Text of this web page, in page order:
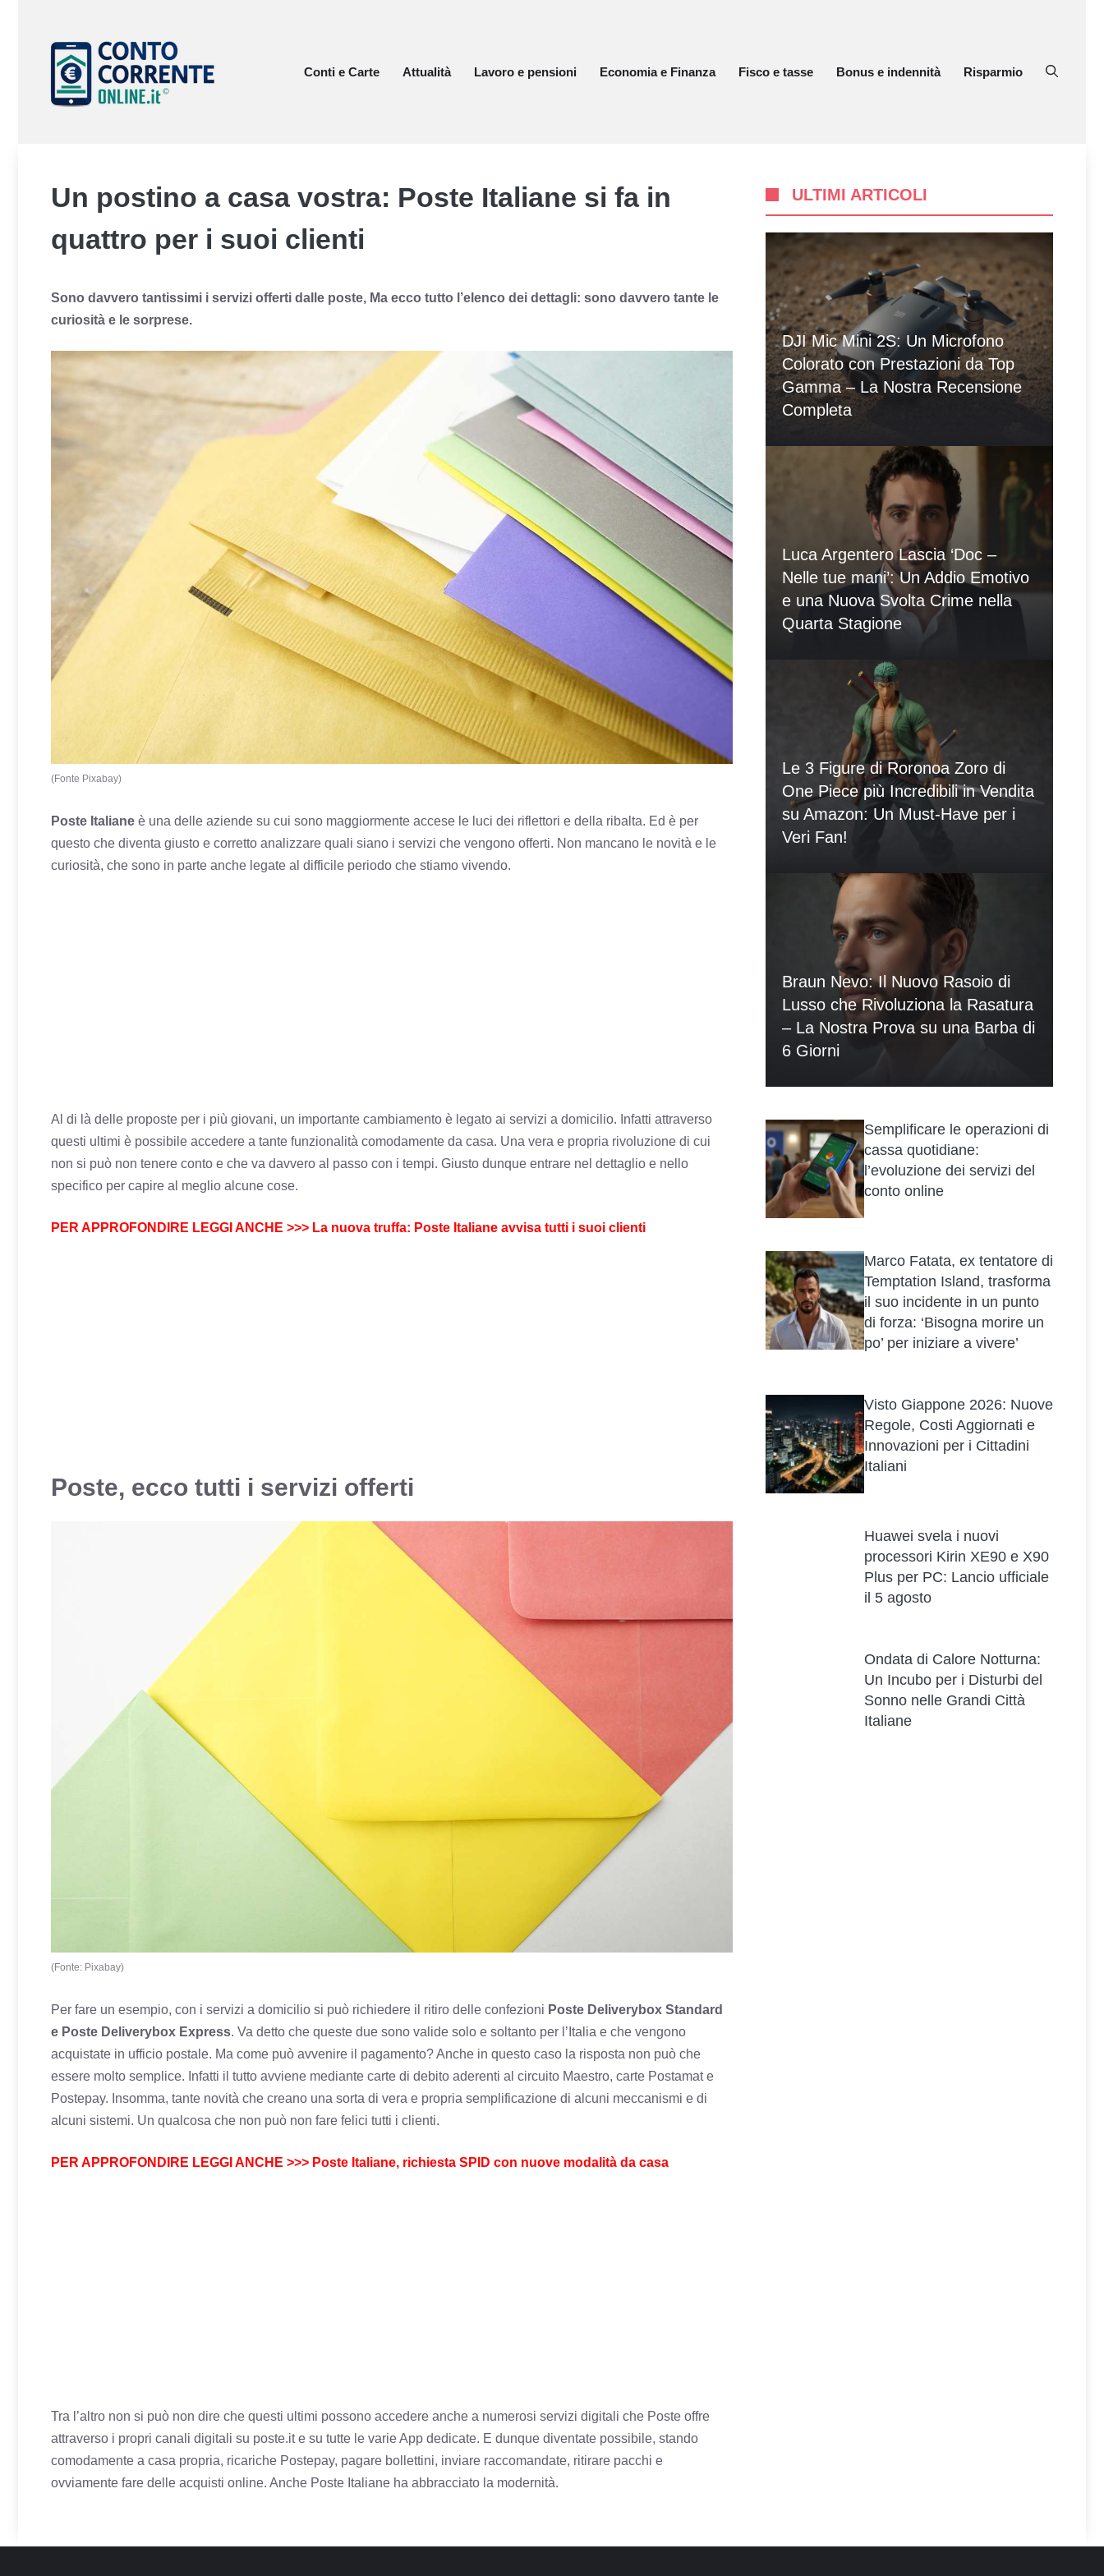
contenuto
Conti e Carte
Attualità Lavoro e pensioni Economia e Finanza Fisco e tasse Bonus e indennità Risparmio
Un postino a casa vostra: Poste Italiane si fa in
quattro per i suoi clienti
Sono davvero tantissimi i servizi offerti dalle poste, Ma ecco tutto l’elenco dei dettagli: sono davvero tante le
curiosità e le sorprese.
(Fonte Pixabay)
Poste Italiane è una delle aziende su cui sono maggiormente accese le luci dei riflettori e della ribalta. Ed è per
questo che diventa giusto e corretto analizzare quali siano i servizi che vengono offerti. Non mancano le novità e le
curiosità, che sono in parte anche legate al difficile periodo che stiamo vivendo.
Al di là delle proposte per i più giovani, un importante cambiamento è legato ai servizi a domicilio. Infatti attraverso
questi ultimi è possibile accedere a tante funzionalità comodamente da casa. Una vera e propria rivoluzione di cui
non si può non tenere conto e che va davvero al passo con i tempi. Giusto dunque entrare nel dettaglio e nello
specifico per capire al meglio alcune cose.
PER APPROFONDIRE LEGGI ANCHE >>> La nuova truffa: Poste Italiane avvisa tutti i suoi clienti
Poste, ecco tutti i servizi offerti
(Fonte: Pixabay)
Per fare un esempio, con i servizi a domicilio si può richiedere il ritiro delle confezioni Poste Deliverybox Standard
e Poste Deliverybox Express. Va detto che queste due sono valide solo e soltanto per l’Italia e che vengono
acquistate in ufficio postale. Ma come può avvenire il pagamento? Anche in questo caso la risposta non può che
essere molto semplice. Infatti il tutto avviene mediante carte di debito aderenti al circuito Maestro, carte Postamat e
Postepay. Insomma, tante novità che creano una sorta di vera e propria semplificazione di alcuni meccanismi e di
alcuni sistemi. Un qualcosa che non può non fare felici tutti i clienti.
PER APPROFONDIRE LEGGI ANCHE >>> Poste Italiane, richiesta SPID con nuove modalità da casa
Tra l’altro non si può non dire che questi ultimi possono accedere anche a numerosi servizi digitali che Poste offre
attraverso i propri canali digitali su poste.it e su tutte le varie App dedicate. E dunque diventate possibile, stando
comodamente a casa propria, ricariche Postepay, pagare bollettini, inviare raccomandate, ritirare pacchi e
ovviamente fare delle acquisti online. Anche Poste Italiane ha abbracciato la modernità.
ULTIMI ARTICOLI
DJI Mic Mini 2S: Un Microfono
Colorato con Prestazioni da Top
Gamma – La Nostra Recensione
Completa
Luca Argentero Lascia ‘Doc –
Nelle tue mani’: Un Addio Emotivo
e una Nuova Svolta Crime nella
Quarta Stagione
Le 3 Figure di Roronoa Zoro di
One Piece più Incredibili in Vendita
su Amazon: Un Must-Have per i
Veri Fan!
Braun Nevo: Il Nuovo Rasoio di
Lusso che Rivoluziona la Rasatura
– La Nostra Prova su una Barba di
6 Giorni
Semplificare le operazioni di
cassa quotidiane:
l’evoluzione dei servizi del
conto online
Marco Fatata, ex tentatore di
Temptation Island, trasforma
il suo incidente in un punto
di forza: ‘Bisogna morire un
po’ per iniziare a vivere’
Visto Giappone 2026: Nuove
Regole, Costi Aggiornati e
Innovazioni per i Cittadini
Italiani
Huawei svela i nuovi
processori Kirin XE90 e X90
Plus per PC: Lancio ufficiale
il 5 agosto
Ondata di Calore Notturna:
Un Incubo per i Disturbi del
Sonno nelle Grandi Città
Italiane